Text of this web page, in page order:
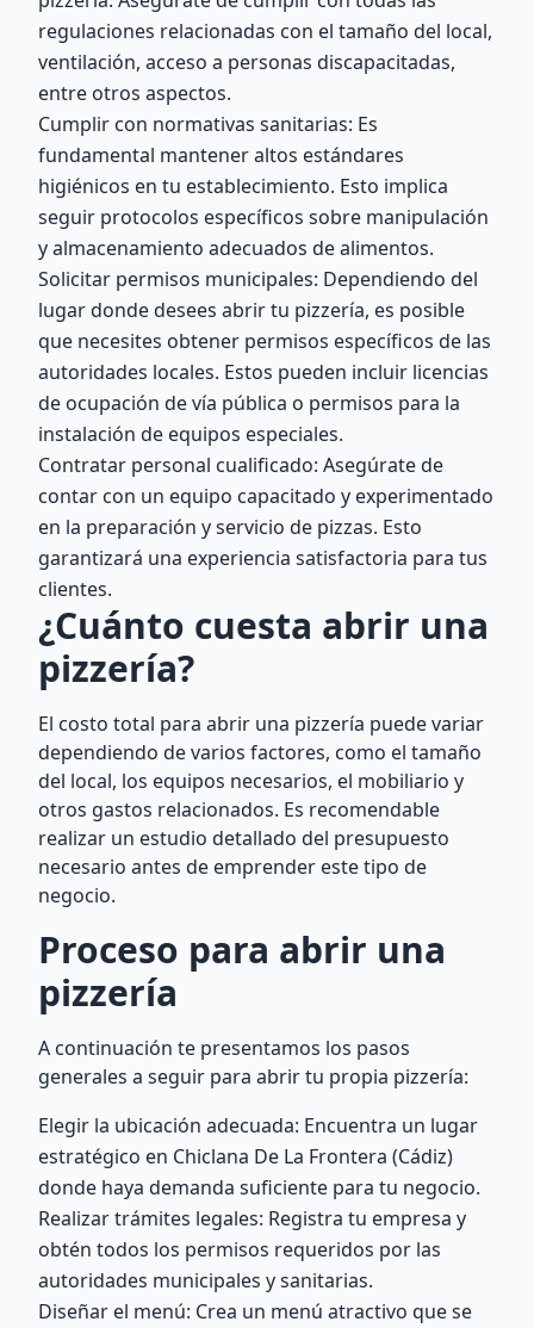
regulaciones relacionadas con el tamaño del local,
ventilación, acceso a personas discapacitadas,
entre otros aspectos.
Cumplir con normativas sanitarias: Es
fundamental mantener altos estándares
higiénicos en tu establecimiento. Esto implica
seguir protocolos específicos sobre manipulación
y almacenamiento adecuados de alimentos.
Solicitar permisos municipales: Dependiendo del
lugar donde desees abrir tu pizzería, es posible
que necesites obtener permisos específicos de las
autoridades locales. Estos pueden incluir licencias
de ocupación de vía pública o permisos para la
instalación de equipos especiales.
Contratar personal cualificado: Asegúrate de
contar con un equipo capacitado y experimentado
en la preparación y servicio de pizzas. Esto
garantizará una experiencia satisfactoria para tus
clientes.
¿Cuánto cuesta abrir una
pizzería?
El costo total para abrir una pizzería puede variar
dependiendo de varios factores, como el tamaño
del local, los equipos necesarios, el mobiliario y
otros gastos relacionados. Es recomendable
realizar un estudio detallado del presupuesto
necesario antes de emprender este tipo de
negocio.
Proceso para abrir una
pizzería
A continuación te presentamos los pasos
generales a seguir para abrir tu propia pizzería:
Elegir la ubicación adecuada: Encuentra un lugar
estratégico en Chiclana De La Frontera (Cádiz)
donde haya demanda suficiente para tu negocio.
Realizar trámites legales: Registra tu empresa y
obtén todos los permisos requeridos por las
autoridades municipales y sanitarias.
Diseñar el menú: Crea un menú atractivo que se